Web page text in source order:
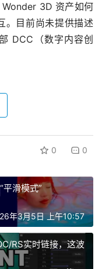
3D 资产如何
。目前尚未提供描述
DCC（数字内容创
0 0
滑模式”
年3月5日 上午10:57
RS实时链接，这波